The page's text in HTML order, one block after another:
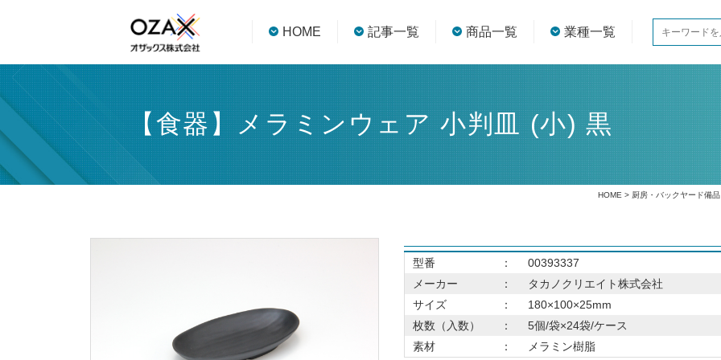
HOME 記事一覧 商品一覧 業種一覧
【食器】メラミンウェア 小判皿 (小) 黒
HOME > 厨房・バックヤード備品
型番 ：
00393337
メーカー
：
タカノクリエイト株式会社
サイズ
：
180×100×25mm
枚数（入数）
：
5個/袋×24袋/ケース
素材
： メラミン樹脂